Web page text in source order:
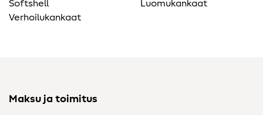
Softshell
Verhoilukankaat
Luomukankaat
Maksu ja toimitus